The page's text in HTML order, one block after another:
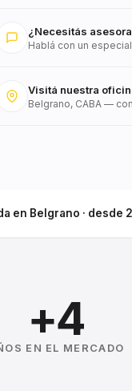
¿Necesitás
Hablá con un
Visitá nuestra
Belgrano, CABA —
en Belgrano · desde
+4
EN EL MERCADO